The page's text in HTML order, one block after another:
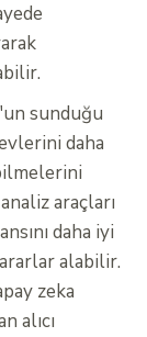
sunduğu
daha
araçları
daha iyi
alabilir.
zeka
alıcı